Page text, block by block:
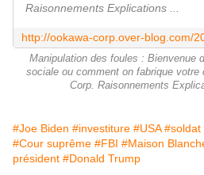
Raisonnements Explications ...
Manipulation des foules : Bienvenue
sociale ou comment on fabrique
Corp. Raisonnements
#Joe Biden #investiture #USA #soldat
#Cour suprême #FBI #Maison
président #Donald Trump